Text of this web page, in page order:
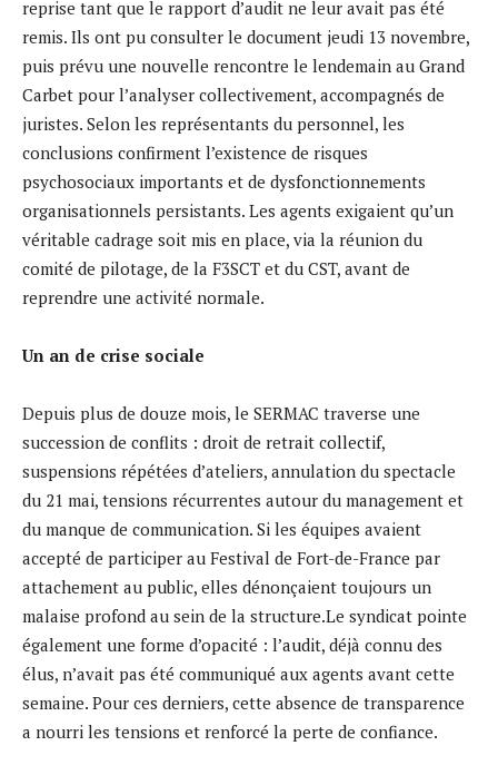
reprise tant que le rapport d’audit ne leur avait pas été
remis. Ils ont pu consulter le document jeudi 13 novembre,
puis prévu une nouvelle rencontre le lendemain au Grand
Carbet pour l’analyser collectivement, accompagnés de
juristes. Selon les représentants du personnel, les
conclusions confirment l’existence de risques
psychosociaux importants et de dysfonctionnements
organisationnels persistants. Les agents exigaient qu’un
véritable cadrage soit mis en place, via la réunion du
comité de pilotage, de la F3SCT et du CST, avant de
reprendre une activité normale.
Un an de crise sociale
Depuis plus de douze mois, le SERMAC traverse une
succession de conflits : droit de retrait collectif,
suspensions répétées d’ateliers, annulation du spectacle
du 21 mai, tensions récurrentes autour du management et
du manque de communication. Si les équipes avaient
accepté de participer au Festival de Fort-de-France par
attachement au public, elles dénonçaient toujours un
malaise profond au sein de la structure.Le syndicat pointe
également une forme d’opacité : l’audit, déjà connu des
élus, n’avait pas été communiqué aux agents avant cette
semaine. Pour ces derniers, cette absence de transparence
a nourri les tensions et renforcé la perte de confiance.